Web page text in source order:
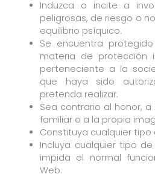
Induzca o incite a
peligrosas, de riesgo o
equilibrio psíquico.
Se encuentra
materia de protección
perteneciente a la
que haya sido
pretenda realizar.
Sea contrario al honor,
familiar o a la propia
Constituya cualquier tipo
Incluya cualquier tipo
impida el normal
Web.
RGPD*
He leído y acepto
condiciones de la
privacidad
(Consulta más información
política de privacidad
Enviar